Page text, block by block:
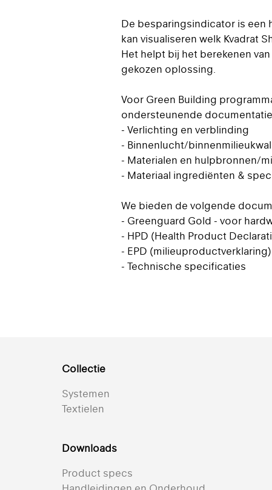
De besparingsindicator is een
kan visualiseren welk Kvadrat
Het helpt bij het berekenen
gekozen oplossing.
Voor Green Building
ondersteunende
- Verlichting en verblinding
- Binnenlucht/
- Materialen en hulpbronnen/
- Materiaal ingrediënten &
We bieden de volgende
- Greenguard Gold - voor
- HPD (Health Product
- EPD
- Technische specificaties
Collectie
Systemen
Textielen
Downloads
Product specs